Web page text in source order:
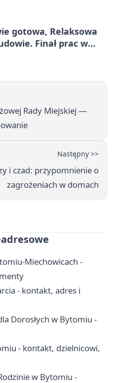
gotowa, Relaksowa
Finał prac w
Rady Miejskiej —
Następny >>
i czad: przypomnienie o
zagrożeniach w domach
Miechowicach -
- kontakt, adres i
Dorosłych w Bytomiu -
- kontakt, dzielnicowi,
w Bytomiu -